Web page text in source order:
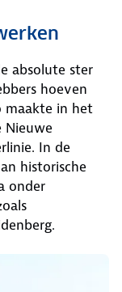
absolute ster
hoeven
maakte in het
Nieuwe
In de
historische
onder